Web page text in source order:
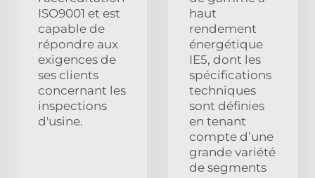
ISO9001 et est
capable de
répondre aux
exigences de
ses clients
concernant les
inspections
d'usine.
haut
rendement
énergétique
IE5, dont les
spécifications
techniques
sont définies
en tenant
compte d’une
grande variété
de segments